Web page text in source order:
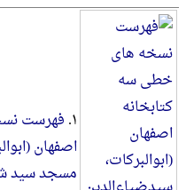
۱. فهرست
اصفهان
مسجد سید